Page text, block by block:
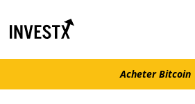
Acheter Bitcoin
Acheter Bitcoin